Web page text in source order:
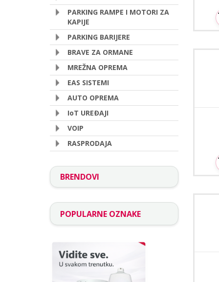
PARKING RAMPE I MOTORI ZA
KAPIJE
PARKING BARIJERE
BRAVE ZA ORMANE
MREŽNA OPREMA
EAS SISTEMI
AUTO OPREMA
IoT UREÐAJI
VOIP
RASPRODAJA
BRENDOVI
POPULARNE OZNAKE